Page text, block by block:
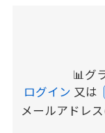
📊グ
ログイン 又は
メールアドレ